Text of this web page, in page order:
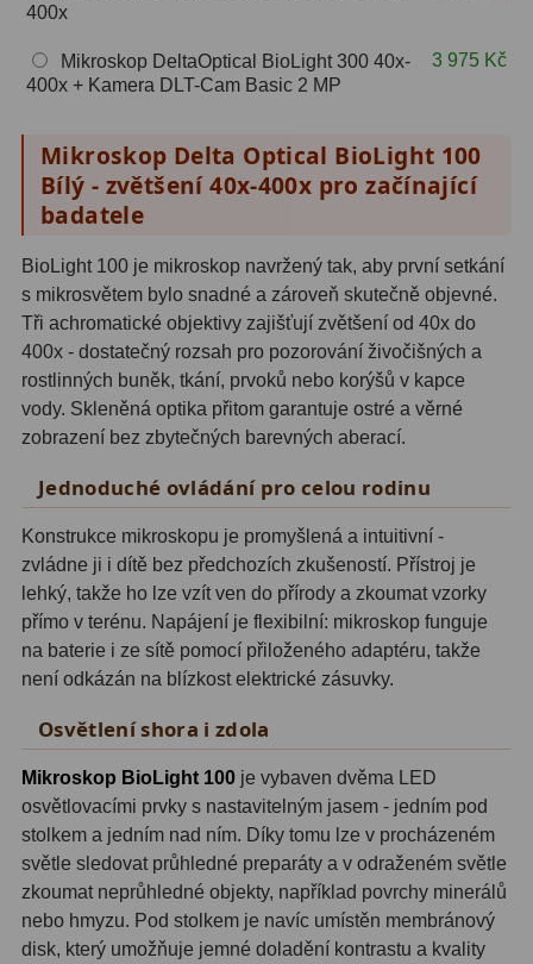
Barevné
AstroFoto284
Deep-Sky kamery28
T-kroužky
Adaptéry projekční11
Adaptéry T239
Adaptéry M4833
Filtry L-RGB7
Filtry Pass6
Filtry Block 10
Filtry Clip5
Filtry CCD Hα, OIII7
Filtrová kola a rámy16
Rovnače a reduktory 13
Zaostření11
ADC, Tilting14
Rotátory
400x
Mikroskop DeltaOptical BioLight 300 40x-
400x + Kamera DLT-Cam Basic 2 MP
3 975 Kč
Mikroskop Delta Optical BioLight 100
Bílý - zvětšení 40x-400x pro začínající
badatele
BioLight 100 je mikroskop navržený tak, aby první setkání
s mikrosvětem bylo snadné a zároveň skutečně objevné.
Tři achromatické objektivy zajišťují zvětšení od 40x do
400x - dostatečný rozsah pro pozorování živočišných a
rostlinných buněk, tkání, prvoků nebo korýšů v kapce
vody. Skleněná optika přitom garantuje ostré a věrné
zobrazení bez zbytečných barevných aberací.
Jednoduché ovládání pro celou rodinu
Konstrukce mikroskopu je promyšlená a intuitivní -
zvládne ji i dítě bez předchozích zkušeností. Přístroj je
lehký, takže ho lze vzít ven do přírody a zkoumat vzorky
přímo v terénu. Napájení je flexibilní: mikroskop funguje
na baterie i ze sítě pomocí přiloženého adaptéru, takže
není odkázán na blízkost elektrické zásuvky.
Osvětlení shora i zdola
Mikroskop BioLight 100 je vybaven dvěma LED
osvětlovacími prvky s nastavitelným jasem - jedním pod
stolkem a jedním nad ním. Díky tomu lze v procházeném
světle sledovat průhledné preparáty a v odraženém světle
zkoumat neprůhledné objekty, například povrchy minerálů
nebo hmyzu. Pod stolkem je navíc umístěn membránový
disk, který umožňuje jemné doladění kontrastu a kvality